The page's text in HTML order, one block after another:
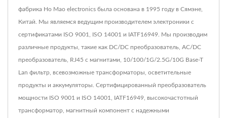
фабрика Ho Mao electronics была основана в 1995 году в Сямэне,
Китай. Мы являемся ведущим производителем электроники с
сертификатами ISO 9001, ISO 14001 и IATF16949. Мы производим
различные продукты, такие как DC/DC преобразователь, AC/DC
преобразователь, RJ45 с магнитами, 10/100/1G/2.5G/10G Base-T
Lan фильтр, всевозможные трансформаторы, осветительные
продукты и аккумуляторы. Сертифицированный преобразователь
мощности ISO 9001 и ISO 14001, IATF16949, высокочастотный
трансформатор, магнитный компонент с надежными